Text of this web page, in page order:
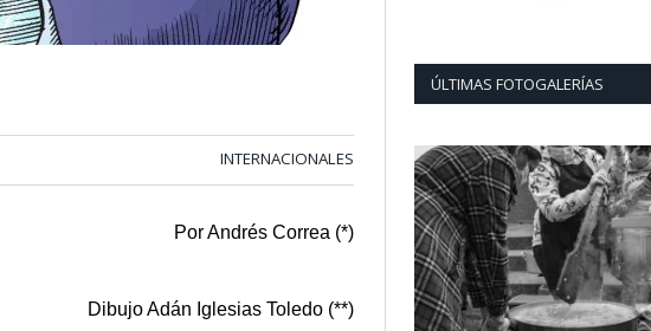
INTERNACIONALES
Por Andrés Correa (*)
Dibujo Adán Iglesias Toledo (**)
ÚLTIMAS FOTOGALERÍAS